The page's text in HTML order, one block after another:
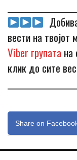
вести на
Viber групата на
клик до сите
Share on